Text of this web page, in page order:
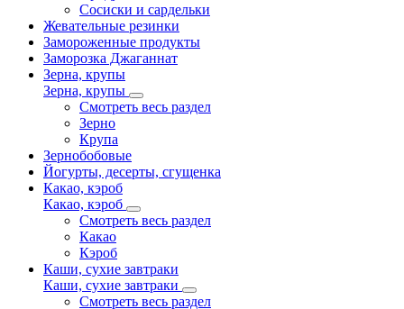
Сосиски и сардельки
Жевательные резинки
Замороженные продукты
Заморозка Джаганнат
Зерна, крупы
Зерна, крупы
Смотреть весь раздел
Зерно
Крупа
Зернобобовые
Йогурты, десерты, сгущенка
Какао, кэроб
Какао, кэроб
Смотреть весь раздел
Какао
Кэроб
Каши, сухие завтраки
Каши, сухие завтраки
Смотреть весь раздел